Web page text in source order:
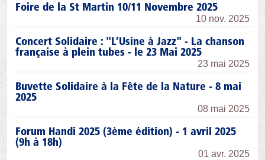
Foire de la St Martin 10/11 Novembre 2025
10 nov. 2025
Concert Solidaire : "L’Usine à Jazz" - La chanson
française à plein tubes - le 23 Mai 2025
23 mai 2025
Buvette Solidaire à la Fête de la Nature - 8 mai
2025
08 mai 2025
Forum Handi 2025 (3ème édition) - 1 avril 2025
(9h à 18h)
01 avr. 2025